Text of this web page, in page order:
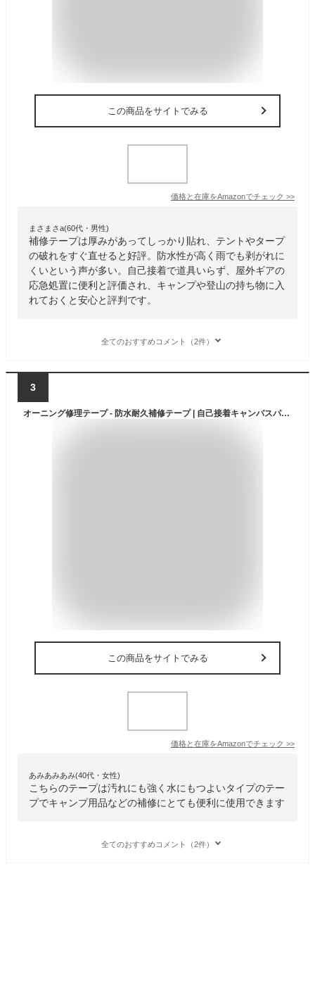
この商品をサイトでみる
価格と在庫をAmazonでチェック >>
まさまさa(60代・男性)
補修テープは厚みがあってしっかり貼れ、テントやタープ
の破れをすぐ直せると好評。防水性が高く雨でも剥がれに
くいという声が多い。自己接着で道具いらず、屋外ギアの
応急処置に便利と評価され、キャンプや登山の持ち物に入
れておくと安心と評判です。
全てのおすすめコメント（2件）
3
オーニング修理テープ - 防水耐久補修テープ | 自己接着キャンバスパッチ | テント・タープ・傘・ナップサック・寝袋・キャンプ用品補修用 | 屋外キャンプギア・登山・アウトドア必需品
この商品をサイトでみる
価格と在庫をAmazonでチェック >>
あみあみあみ(40代・女性)
こちらのテープは汚れにも強く水にもつよいタイプのテー
プでキャンプ用品などの補修にとても便利に使用できます
全てのおすすめコメント（2件）